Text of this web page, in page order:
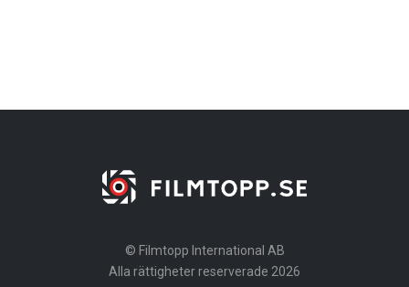
© Filmtopp International AB
Alla rättigheter reserverade 2026